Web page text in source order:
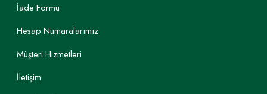
İade Formu
Hesap Numaralarımız
Müşteri Hizmetleri
İletişim